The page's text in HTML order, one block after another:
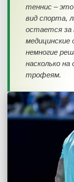
теннис – это
вид спорта,
остается за
медицинские
немногие
насколько
трофеям.